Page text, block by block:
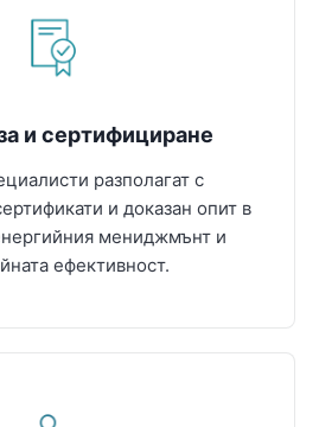
и сертифициране
разполагат с
и доказан опит в
мениджмънт и
ефективност.